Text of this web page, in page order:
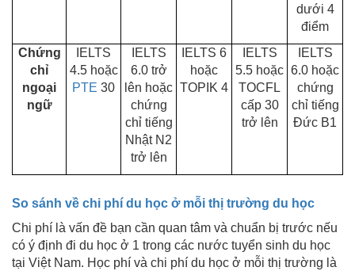
dưới 4
điểm
Chứng
chỉ
ngoại
ngữ
IELTS
4.5 hoặc
PTE 30
IELTS
6.0 trở
lên hoặc
chứng
chỉ tiếng
Nhật N2
trở lên
IELTS 6
hoặc
TOPIK 4
IELTS
5.5 hoặc
TOCFL
cấp 30
trở lên
IELTS
6.0 hoặc
chứng
chỉ tiếng
Đức B1
So sánh về chi phí du học ở mỗi thị trường du học
Chi phí là vấn đề bạn cần quan tâm và chuẩn bị trước nếu
có ý định đi du học ở 1 trong các nước tuyển sinh du học
tại Việt Nam. Học phí và chi phí du học ở mỗi thị trường là